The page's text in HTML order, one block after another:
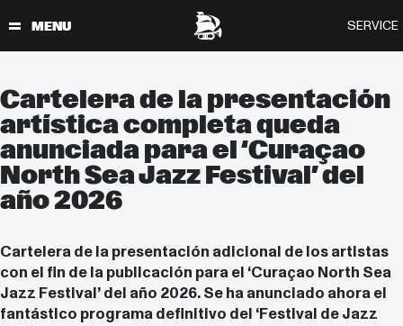
Cartelera de la presentación
artística completa queda
anunciada para el ‘Curaçao
North Sea Jazz Festival’ del
año 2026
Cartelera de la presentación adicional de los artistas
con el fin de la publicación para el ‘Curaçao North Sea
Jazz Festival’ del año 2026. Se ha anunciado ahora el
fantástico programa definitivo del ‘Festival de Jazz